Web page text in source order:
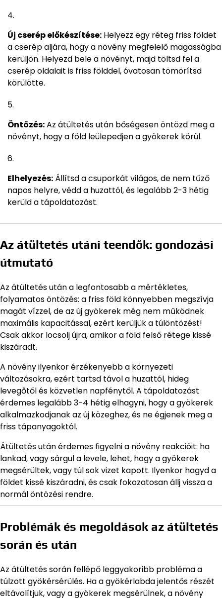
Új cserép előkészítése: Helyezz egy réteg friss földet
a cserép aljára, hogy a növény megfelelő magasságba
kerüljön. Helyezd bele a növényt, majd töltsd fel a
cserép oldalait is friss földdel, óvatosan tömörítsd
körülötte.
Öntözés:Az átültetés után bőségesen öntözd meg a
növényt, hogy a föld leülepedjen a gyökerek körül.
Elhelyezés: Állítsd a csuporkát világos, de nem tűző
napos helyre, védd a huzattól, és legalább 2-3 hétig
kerüld a tápoldatozást.
Az átültetés utáni teendők: gondozási
útmutató
Az átültetés után a legfontosabb a mértékletes,
folyamatos öntözés: a friss föld könnyebben megszívja
magát vízzel, de az új gyökerek még nem működnek
maximális kapacitással, ezért kerüljük a túlöntözést!
Csak akkor locsolj újra, amikor a föld felső rétege kissé
kiszáradt.
A növény ilyenkor érzékenyebb a környezeti
változásokra, ezért tartsd távol a huzattól, hideg
levegőtől és közvetlen napfénytől. A tápoldatozást
érdemes legalább 3-4 hétig elhagyni, hogy a gyökerek
alkalmazkodjanak az új közeghez, és ne égjenek meg a
friss tápanyagoktól.
Átültetés után érdemes figyelni a növény reakcióit: ha
lankad, vagy sárgul a levele, lehet, hogy a gyökerek
megsérültek, vagy túl sok vizet kapott. Ilyenkor hagyd a
földet kissé kiszáradni, és csak fokozatosan állj vissza a
normál öntözési rendre.
Problémák és megoldások az átültetés
során és után
Az átültetés során fellépő leggyakoribb probléma a
túlzott gyökérsérülés. Ha a gyökérlabda jelentős részét
eltávolítjuk, vagy a gyökerek megsérülnek, a növény